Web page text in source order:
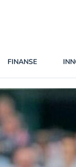
FINANSE